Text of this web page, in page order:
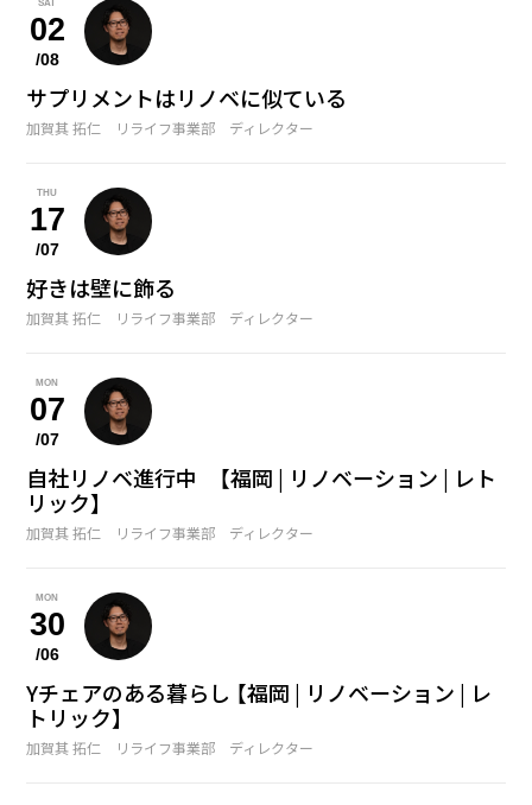
SAT
02
/08
サプリメントはリノベに似ている
加賀其 拓仁 リライフ事業部 ディレクター
THU
17
/07
好きは壁に飾る
加賀其 拓仁 リライフ事業部 ディレクター
MON
07
/07
自社リノベ進行中 【福岡 | リノベーション | レト
リック】
加賀其 拓仁 リライフ事業部 ディレクター
MON
30
/06
Yチェアのある暮らし 【福岡 | リノベーション | レ
トリック】
加賀其 拓仁 リライフ事業部 ディレクター